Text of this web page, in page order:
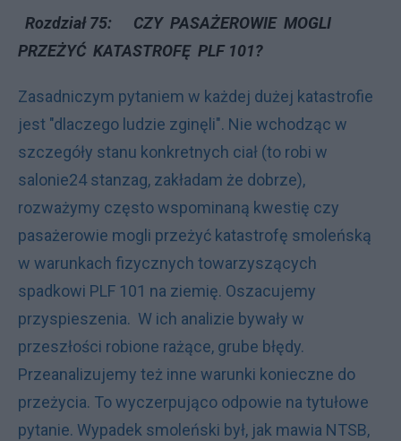
Rozdział 75: CZY PASAŻEROWIE MOGLI
PRZEŻYĆ KATASTROFĘ PLF 101?
Zasadniczym pytaniem w każdej dużej katastrofie
jest "dlaczego ludzie zginęli". Nie wchodząc w
szczegóły stanu konkretnych ciał (to robi w
salonie24 stanzag, zakładam że dobrze),
rozważymy często wspominaną kwestię czy
pasażerowie mogli przeżyć katastrofę smoleńską
w warunkach fizycznych towarzyszących
spadkowi PLF 101 na ziemię. Oszacujemy
przyspieszenia. W ich analizie bywały w
przeszłości robione rażące, grube błędy.
Przeanalizujemy też inne warunki konieczne do
przeżycia. To wyczerpująco odpowie na tytułowe
pytanie. Wypadek smoleński był, jak mawia NTSB,